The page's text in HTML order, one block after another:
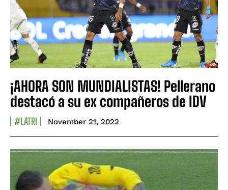
¡AHORA SON MUNDIALISTAS! Pellerano
destacó a su ex compañeros de IDV
#LATRI November 21, 2022